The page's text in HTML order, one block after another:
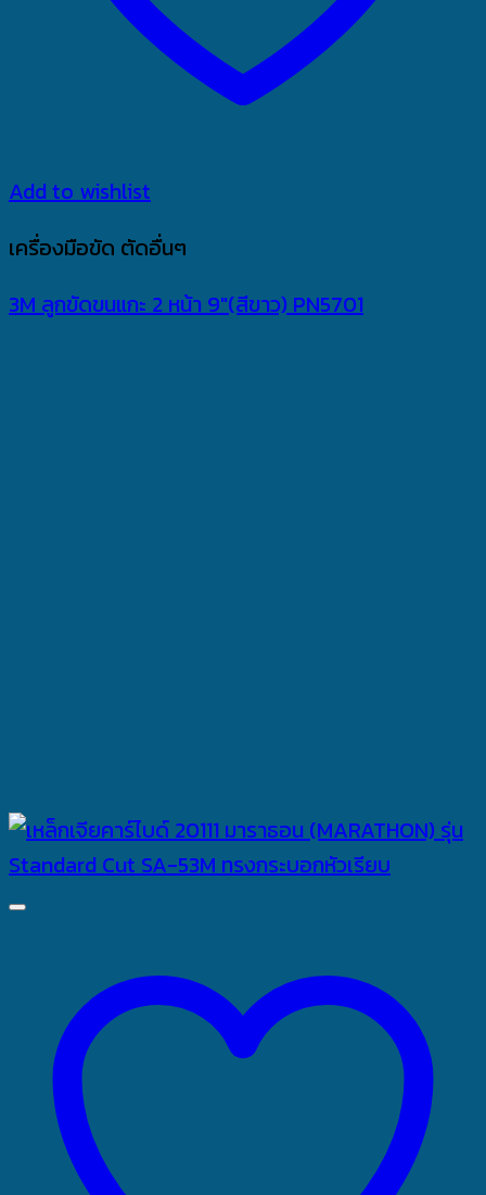
Add to wishlist
เครื่องมือขัด ตัดอื่นๆ
3M ลูกขัดขนแกะ 2 หน้า 9″(สีขาว) PN5701